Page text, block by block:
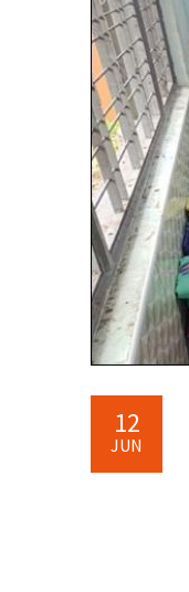
12
JUN